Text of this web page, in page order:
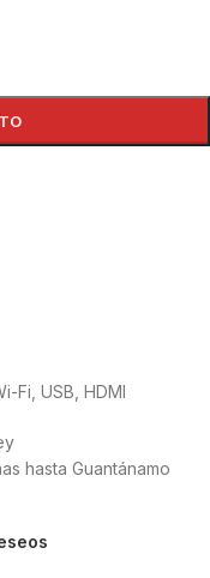
Fi, USB, HDMI
hasta Guantánamo